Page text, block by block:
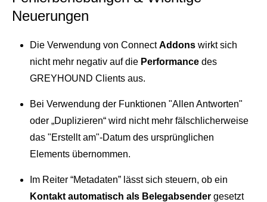
E‑Rechnungspflicht 2025
GREYHOUND macht E-Rechnungen einfach,
Dein Eigenbetrieb, überwacht durch uns
Casestudies
Termine und Events
Live Demos & Webinare
Support Hub
Videochannel
Häufige Fragen
Downloads
Changelog
Neuerungen
Die Verwendung von ConnectAddons wirkt sich
nicht mehr negativ auf die Performance des
GREYHOUND Clients aus.
Bei Verwendung der Funktionen "Allen Antworten"
oder „Duplizieren“ wird nicht mehr fälschlicherweise
das "Erstellt am"-Datum des ursprünglichen
Elements übernommen.
Im Reiter “Metadaten” lässt sich steuern, ob ein
Kontakt automatisch als Belegabsender gesetzt